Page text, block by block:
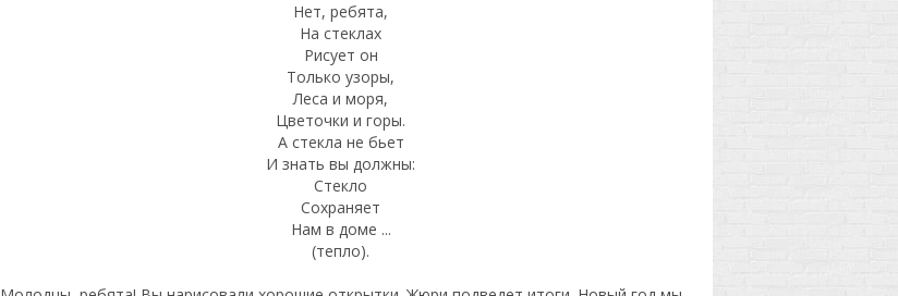
Нет, ребята,
На стеклах
Рисует он
Только узоры,
Леса и моря,
Цветочки и горы.
А стекла не бьет
И знать вы должны:
Стекло
Сохраняет
Нам в доме ...
(тепло).